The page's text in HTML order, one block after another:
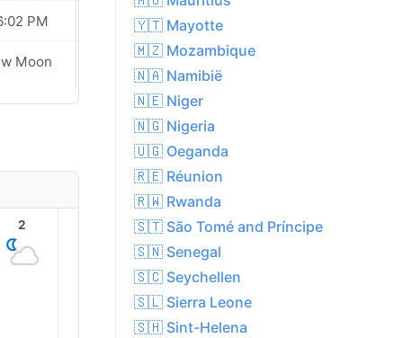
PM
Moon
06:02 PM
New Moon
2 4 5 6
🇾🇹 Mayotte
🇲🇿 Mozambique
🇳🇦 Namibië
🇳🇪 Niger
🇳🇬 Nigeria
🇺🇬 Oeganda
🇷🇪 Réunion
🇷🇼 Rwanda
🇸🇹 São Tomé and Príncipe
🇸🇳 Senegal
🇸🇨 Seychellen
🇸🇱 Sierra Leone
🇸🇭 Sint-Helena